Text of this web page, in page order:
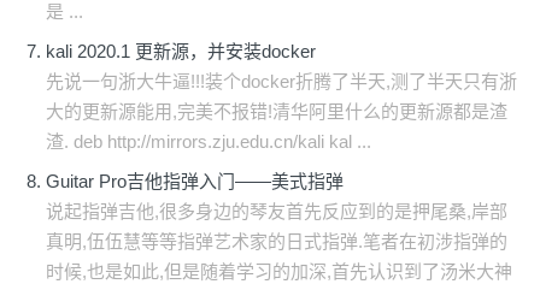
是 ...
kali 2020.1 更新源，并安装docker
先说一句浙大牛逼!!!装个docker折腾了半天,测了半天只有浙
大的更新源能用,完美不报错!清华阿里什么的更新源都是渣
渣. deb http://mirrors.zju.edu.cn/kali kal ...
Guitar Pro吉他指弹入门——美式指弹
说起指弹吉他,很多身边的琴友首先反应到的是押尾桑,岸部
真明,伍伍慧等等指弹艺术家的日式指弹.笔者在初涉指弹的
时候,也是如此,但是随着学习的加深,首先认识到了汤米大神